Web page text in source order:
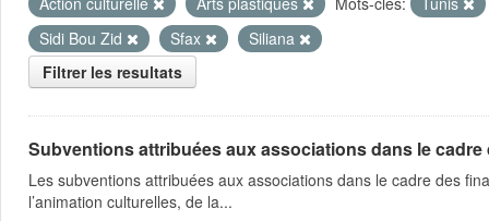
Sidi Bou Zid
Sfax
Siliana
Filtrer les resultats
Subventions attribuées aux associations dans le
Les subventions attribuées aux associations dans le cadre des
l’animation culturelles, de la...